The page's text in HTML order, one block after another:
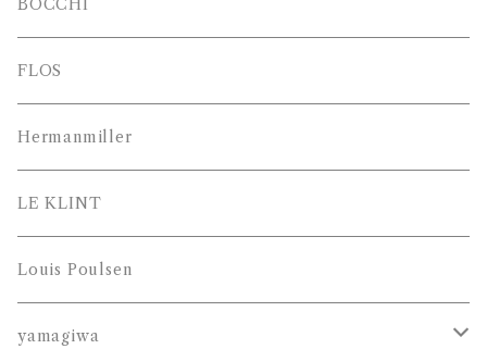
BOCCHI
FLOS
Hermanmiller
LE KLINT
Louis Poulsen
yamagiwa